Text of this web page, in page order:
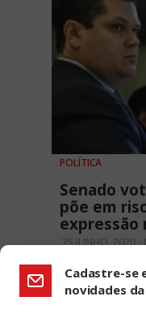
POLÍTICA
Senado
põe em
25 JUNHO, 2020 -
Cadastre-se
novidades da